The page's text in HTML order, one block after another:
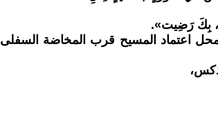
بِكَ رَضِيت».
محل اعتماد المسيح قرب المخاضة السفلى